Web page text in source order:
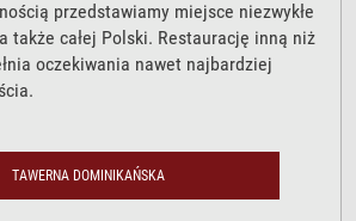
przedstawiamy miejsce niezwykłe
także całej Polski. Restaurację inną niż
oczekiwania nawet najbardziej
TAWERNA DOMINIKAŃSKA